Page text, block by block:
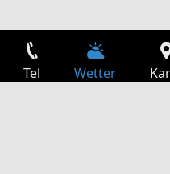
Tel Wetter